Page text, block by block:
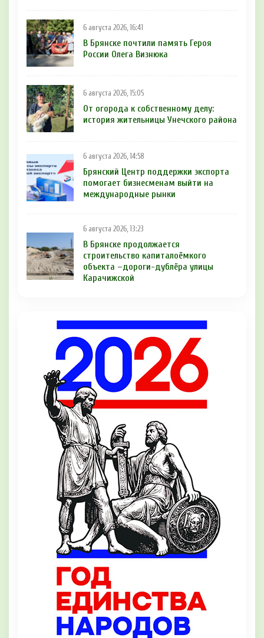
6 августа 2026, 16:41
В Брянске почтили память Героя
России Олега Визнюка
6 августа 2026, 15:05
От огорода к собственному делу:
история жительницы Унечского района
6 августа 2026, 14:58
Брянский Центр поддержки экспорта
помогает бизнесменам выйти на
международные рынки
6 августа 2026, 13:23
В Брянске продолжается
строительство капиталоёмкого
объекта –дороги-дублёра улицы
Карачижской